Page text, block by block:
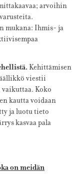
arvoihin
mukana: Ihmis- ja
Kehittämisen
viestii
vaikuttaa. Koko
kautta voidaan
ja luotu tieto
kasvaa pala
on meidän